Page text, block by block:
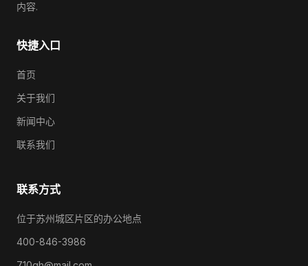
内容.
快捷入口
首页
关于我们
新闻中心
联系我们
联系方式
位于苏州城区片区的办公地点
400-846-3986